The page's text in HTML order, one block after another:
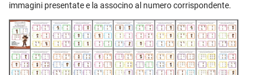
immagini presentate e la associno al numero corrispondente.